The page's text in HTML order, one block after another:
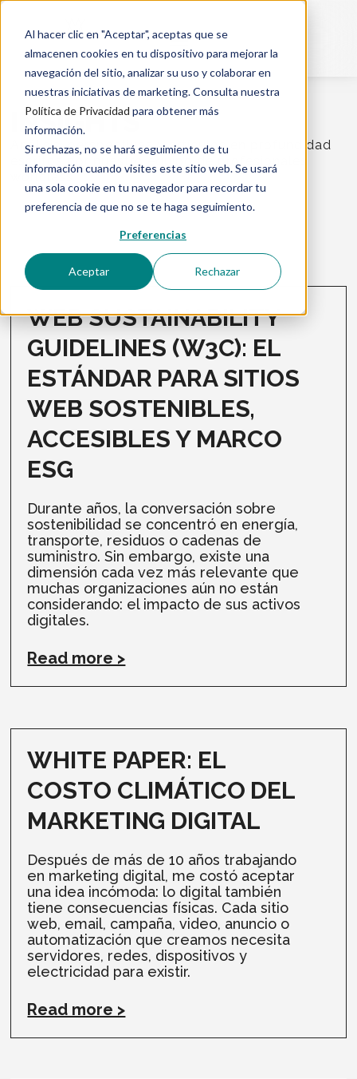
Al hacer clic en "Aceptar", aceptas que se
almacenen cookies en tu dispositivo para mejorar la
navegación del sitio, analizar su uso y colaborar en
nuestras iniciativas de marketing. Consulta nuestra
Política de Privacidad para obtener más
información.
Si rechazas, no se hará seguimiento de tu
información cuando visites este sitio web. Se usará
una sola cookie en tu navegador para recordar tu
preferencia de que no se te haga seguimiento.
Preferencias
Aceptar Rechazar
INSIGHTS
Análisis, perspectivas y artículos en profundidad
escritos por nuestro equipo de profesionales
worlclass.
WEB SUSTAINABILITY
GUIDELINES (W3C): EL
ESTÁNDAR PARA SITIOS
WEB SOSTENIBLES,
ACCESIBLES Y MARCO
ESG
Durante años, la conversación sobre
sostenibilidad se concentró en energía,
transporte, residuos o cadenas de
suministro. Sin embargo, existe una
dimensión cada vez más relevante que
muchas organizaciones aún no están
considerando: el impacto de sus activos
digitales.
Read more >
WHITE PAPER: EL
COSTO CLIMÁTICO DEL
MARKETING DIGITAL
Después de más de 10 años trabajando
en marketing digital, me costó aceptar
una idea incómoda: lo digital también
tiene consecuencias físicas. Cada sitio
web, email, campaña, video, anuncio o
automatización que creamos necesita
servidores, redes, dispositivos y
electricidad para existir.
Read more >